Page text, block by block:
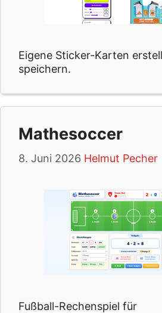
Eigene Sticker-Karten
speichern.
Mathesoccer
8. Juni 2026 Helmut Pecher
Fußball-Rechenspiel für